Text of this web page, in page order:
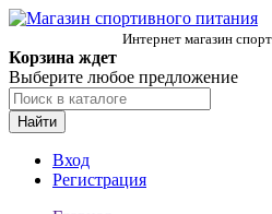
Интернет магазин
Корзина ждет
Выберите любое предложение
Найти
Вход
Регистрация